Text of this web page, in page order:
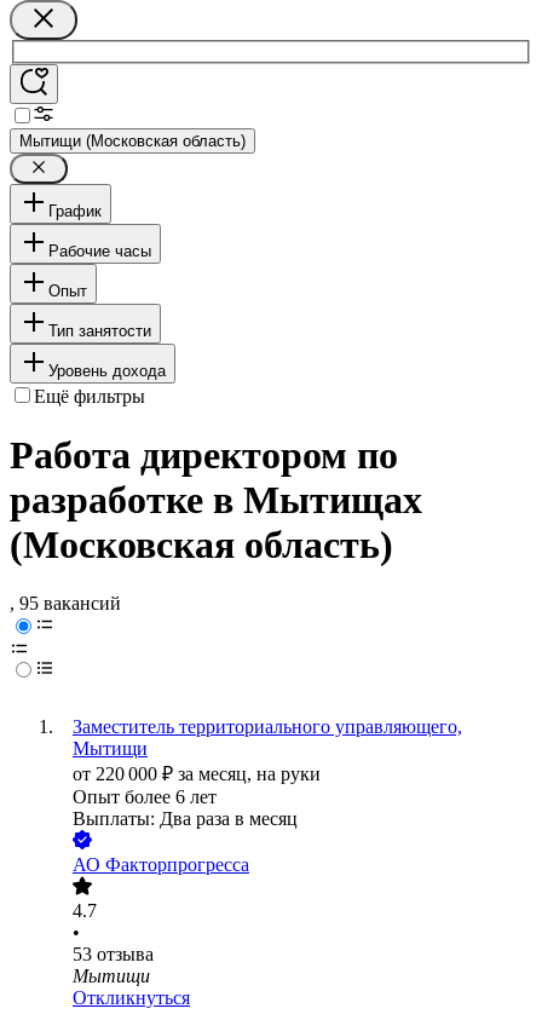
Мытищи (Московская область)
График
Рабочие часы
Опыт
Тип занятости
Уровень дохода
Ещё фильтры
Работа директором по
разработке в Мытищах
(Московская область)
, 95 вакансий
Заместитель территориального управляющего,
Мытищи
от 220 000 ₽ за месяц, на руки
Опыт более 6 лет
Выплаты: Два раза в месяц
АО Факторпрогресса
4.7
•
53 отзыва
Мытищи
Откликнуться